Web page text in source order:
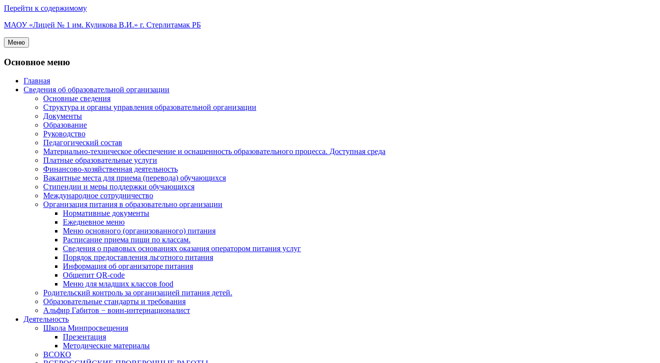
Перейти к содержимому
МАОУ «Лицей № 1 им. Куликова В.И.» г. Стерлитамак РБ
Меню
Основное меню
Главная
Сведения об образовательной организации
Основные сведения
Структура и органы управления образовательной организации
Документы
Образование
Руководство
Педагогический состав
Материально-техническое обеспечение и оснащенность образовательного процесса. Доступная среда
Платные образовательные услуги
Финансово-хозяйственная деятельность
Вакантные места для приема (перевода) обучающихся
Стипендии и меры поддержки обучающихся
Международное сотрудничество
Организация питания в образовательно организации
Нормативные документы
Ежедневное меню
Меню основного (организованного) питания
Расписание приема пищи по классам.
Сведения о правовых основаниях оказания оператором питания услуг
Порядок предоставления льготного питания
Информация об организаторе питания
Общепит QR-code
Меню для младших классов food
Родительский контроль за организацией питания детей.
Образовательные стандарты и требования
Альфир Габитов − воин-интернационалист
Деятельность
Школа Минпросвещения
Презентация
Методические материалы
ВСОКО